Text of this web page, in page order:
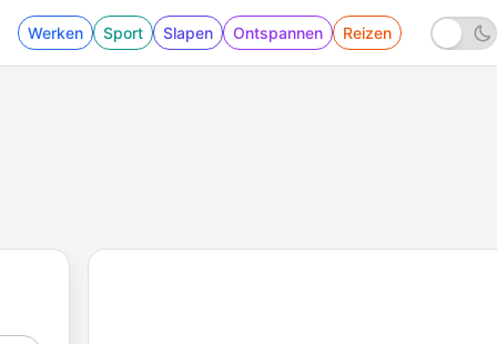
Werken Sport Slapen Ontspannen Reizen